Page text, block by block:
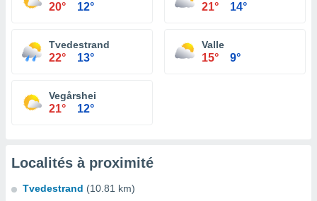
20° 12° 21° 14°
Tvedestrand
22° 13°
Valle
15° 9°
Vegårshei
21° 12°
Localités à proximité
Tvedestrand (10.81 km)